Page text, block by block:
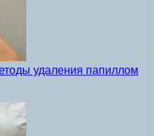
удаления папиллом